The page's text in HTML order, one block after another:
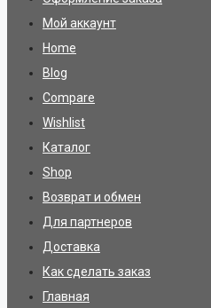
Мой аккаунт
Home
Blog
Compare
Wishlist
Каталог
Shop
Возврат и обмен
Для партнеров
Доставка
Как сделать заказ
Главная